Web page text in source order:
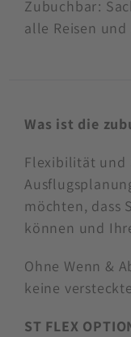
Zubuchbar:
alle Reisen und
Was ist die
Flexibilität und
möchten, dass
können und
Ohne Wenn &
keine
ST FLEX